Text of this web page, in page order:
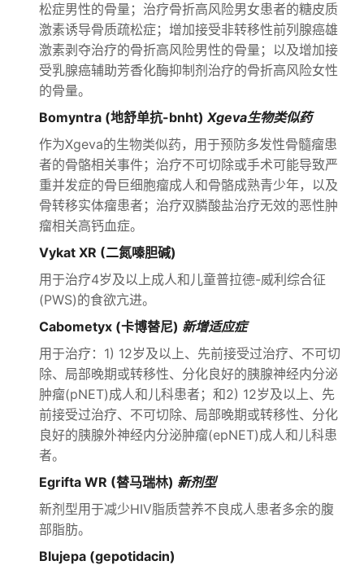
松症男性的骨量；治疗骨折高风险男女患者的糖皮质
激素诱导骨质疏松症；增加接受非转移性前列腺癌雄
激素剥夺治疗的骨折高风险男性的骨量；以及增加接
受乳腺癌辅助芳香化酶抑制剂治疗的骨折高风险女性
的骨量。
Bomyntra (地舒单抗-bnht) Xgeva生物类似药
作为Xgeva的生物类似药，用于预防多发性骨髓瘤患
者的骨骼相关事件；治疗不可切除或手术可能导致严
重并发症的骨巨细胞瘤成人和骨骼成熟青少年，以及
骨转移实体瘤患者；治疗双膦酸盐治疗无效的恶性肿
瘤相关高钙血症。
Vykat XR (二氮嗪胆碱)
用于治疗4岁及以上成人和儿童普拉德-威利综合征
(PWS)的食欲亢进。
Cabometyx (卡博替尼) 新增适应症
用于治疗：1) 12岁及以上、先前接受过治疗、不可切
除、局部晚期或转移性、分化良好的胰腺神经内分泌
肿瘤(pNET)成人和儿科患者；和2) 12岁及以上、先
前接受过治疗、不可切除、局部晚期或转移性、分化
良好的胰腺外神经内分泌肿瘤(epNET)成人和儿科患
者。
Egrifta WR (替马瑞林) 新剂型
新剂型用于减少HIV脂质营养不良成人患者多余的腹
部脂肪。
Blujepa (gepotidacin)